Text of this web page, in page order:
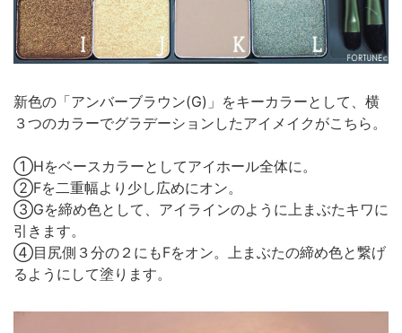
新色の「アンバーブラウン(G)」をキーカラーとして、横
３つのカラーでグラデーションしたアイメイクがこちら。
①Hをベースカラーとしてアイホール全体に。
②Fを二重幅より少し広めにオン。
③Gを締め色として、アイラインのように上まぶたキワに
引きます。
④目尻側３分の２にもFをオン。上まぶたの締め色と繋げ
るようにして塗ります。